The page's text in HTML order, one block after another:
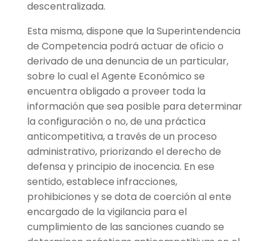
descentralizada.
Esta misma, dispone que la Superintendencia
de Competencia podrá actuar de oficio o
derivado de una denuncia de un particular,
sobre lo cual el Agente Económico se
encuentra obligado a proveer toda la
información que sea posible para determinar
la configuración o no, de una práctica
anticompetitiva, a través de un proceso
administrativo, priorizando el derecho de
defensa y principio de inocencia. En ese
sentido, establece infracciones,
prohibiciones y se dota de coerción al ente
encargado de la vigilancia para el
cumplimiento de las sanciones cuando se